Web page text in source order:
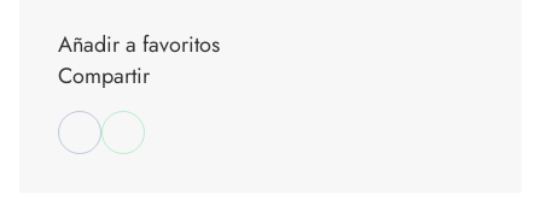
Añadir a favoritos
Compartir